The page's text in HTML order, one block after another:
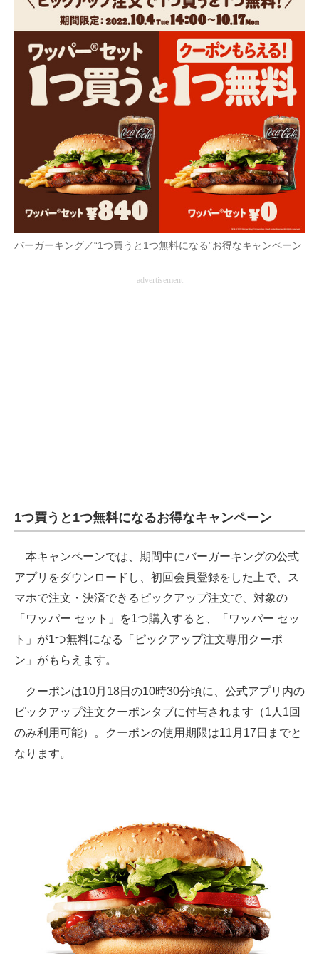
AI活用のいまが分かる
企業ITのトレンドを詳説
経営リーダーのコミュニティ
マーケ×ITの今がよく分かる
ITエンジニア向け専門サイト
企業向けIT製品の総合サイト
IT製品の技術・比較・事例
製造業のIT導入・活用を支援
バーガーキング／“1つ買うと1つ無料になる”お得なキャンペーン
advertisement
1つ買うと1つ無料になるお得なキャンペーン
本キャンペーンでは、期間中にバーガーキングの公式
アプリをダウンロードし、初回会員登録をした上で、ス
マホで注文・決済できるピックアップ注文で、対象の
「ワッパー セット」を1つ購入すると、「ワッパー セッ
ト」が1つ無料になる「ピックアップ注文専用クーポ
ン」がもらえます。
クーポンは10月18日の10時30分頃に、公式アプリ内の
ピックアップ注文クーポンタブに付与されます（1人1回
のみ利用可能）。クーポンの使用期限は11月17日までと
なります。